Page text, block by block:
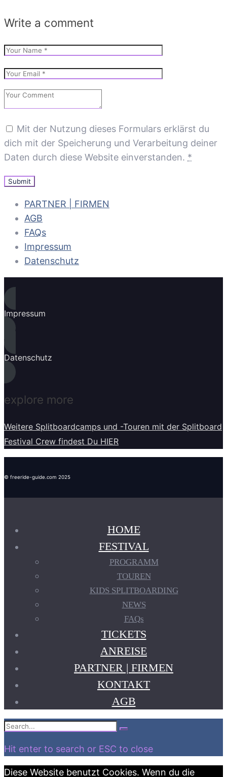
Write a comment
Mit der Nutzung dieses Formulars erklärst du
dich mit der Speicherung und Verarbeitung deiner
Daten durch diese Website einverstanden. *
PARTNER | FIRMEN
AGB
FAQs
Impressum
Datenschutz
Impressum
Datenschutz
explore more
Weitere Splitboardcamps und -Touren mit der Splitboard
Festival Crew findest Du HIER
© freeride-guide.com 2025
HOME
FESTIVAL
PROGRAMM
TOUREN
KIDS SPLITBOARDING
NEWS
FAQs
TICKETS
ANREISE
PARTNER | FIRMEN
KONTAKT
AGB
Search
Search
Hit enter to search or ESC to close
Diese Website benutzt Cookies. Wenn du die